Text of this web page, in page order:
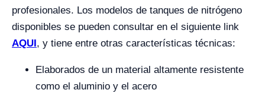
profesionales. Los modelos de tanques de nitrógeno
disponibles se pueden consultar en el siguiente link
AQUI, y tiene entre otras características técnicas:
Elaborados de un material altamente resistente
como el aluminio y el acero